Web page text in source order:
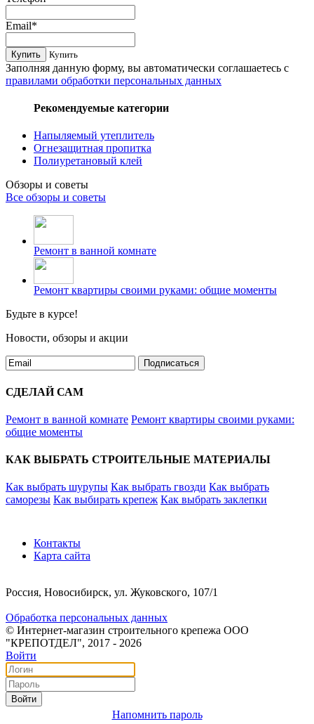
Email*
Купить Купить
Заполняя данную форму, вы автоматически соглашаетесь с
правилами обработки персональных данных
Рекомендуемые категории
Напыляемый утеплитель
Огнезащитная пропитка
Полиуретановый клей
Обзоры и советы
Все обзоры и советы
Ремонт в ванной комнате
Ремонт квартиры своими руками: общие моменты
Будьте в курсе!
Новости, обзоры и акции
Подписаться
СДЕЛАЙ САМ
Ремонт в ванной комнате Ремонт квартиры своими руками:
общие моменты
КАК ВЫБРАТЬ СТРОИТЕЛЬНЫЕ МАТЕРИАЛЫ
Как выбрать шурупы Как выбрать гвозди Как выбрать
саморезы Как выбирать крепеж Как выбрать заклепки
Контакты
Карта сайта
Россия, Новосибирск, ул. Жуковского, 107/1
Обработка персональных данных
© Интернет-магазин строительного крепежа ООО
"КРЕПОТДЕЛ", 2017 - 2026
Войти
Войти
Напомнить пароль